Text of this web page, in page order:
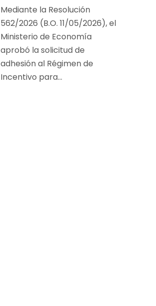
Mediante la Resolución
562/2026 (B.O. 11/05/2026), el
Ministerio de Economía
aprobó la solicitud de
adhesión al Régimen de
Incentivo para...